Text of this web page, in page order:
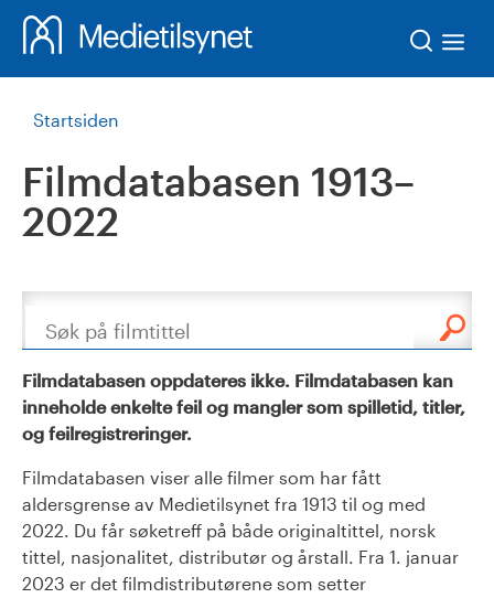
Startsiden
Filmdatabasen 1913–
2022
Søk
Filmdatabasen oppdateres ikke. Filmdatabasen kan
inneholde enkelte feil og mangler som spilletid, titler,
og feilregistreringer.
Filmdatabasen viser alle filmer som har fått
aldersgrense av Medietilsynet fra 1913 til og med
2022. Du får søketreff på både originaltittel, norsk
tittel, nasjonalitet, distributør og årstall. Fra 1. januar
2023 er det filmdistributørene som setter